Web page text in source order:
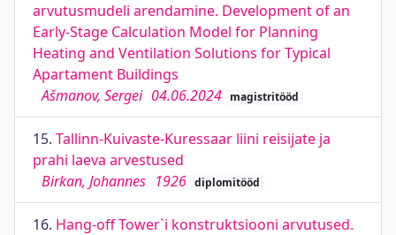
arvutusmudeli arendamine. Development of an
Early-Stage Calculation Model for Planning
Heating and Ventilation Solutions for Typical
Apartament Buildings
Ašmanov, Sergei 04.06.2024 magistritööd
15. Tallinn-Kuivaste-Kuressaar liini reisijate ja
prahi laeva arvestused
Birkan, Johannes 1926 diplomitööd
16. Hang-off Tower`i konstruktsiooni arvutused.